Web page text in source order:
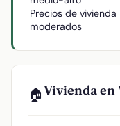
Precios de vivienda
moderados
🏠Vivienda en